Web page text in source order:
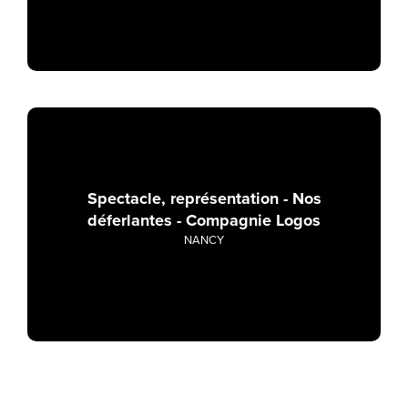
Spectacle, représentation - Nos
déferlantes - Compagnie Logos
NANCY